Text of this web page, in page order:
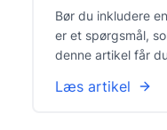
Bør du inkludere
er et spørgsmål,
denne artikel får
Læs artikel